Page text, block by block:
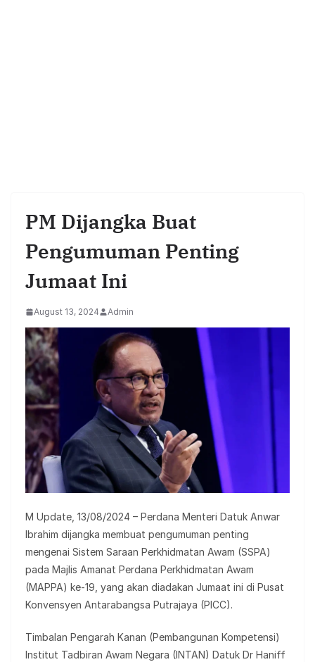
PM Dijangka Buat
Pengumuman Penting
Jumaat Ini
August 13, 2024 Admin
M Update, 13/08/2024 – Perdana Menteri Datuk Anwar
Ibrahim dijangka membuat pengumuman penting
mengenai Sistem Saraan Perkhidmatan Awam (SSPA)
pada Majlis Amanat Perdana Perkhidmatan Awam
(MAPPA) ke-19, yang akan diadakan Jumaat ini di Pusat
Konvensyen Antarabangsa Putrajaya (PICC).
Timbalan Pengarah Kanan (Pembangunan Kompetensi)
Institut Tadbiran Awam Negara (INTAN) Datuk Dr Haniff